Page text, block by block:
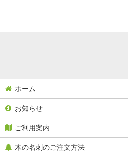
ホーム
お知らせ
ご利用案内
木の名刺のご注文方法